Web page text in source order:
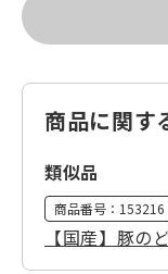
商品に関す
類似品
商品番号： 153216
【国産】豚の